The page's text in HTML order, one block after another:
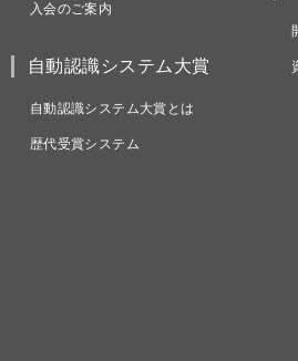
入会のご案内
自動認識システム大賞
自動認識システム大賞とは
歴代受賞システム